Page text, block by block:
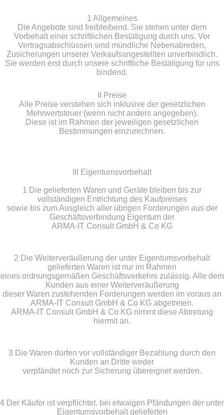
1 Allgemeines
Die Angebote sind freibleibend. Sie stehen unter dem
Vorbehalt einer schriftlichen Bestätigung durch uns. Vor
Vertragsabschlüssen sind mündliche Nebenabreden,
Zusicherungen unserer Verkaufsangestellten unverbindlich.
Sie werden erst durch unsere schriftliche Bestätigung für uns
bindend.
II Preise
Alle Preise verstehen sich inklusive der gesetzlichen
Mehrwertsteuer (wenn nicht anders angegeben).
Diese ist im Rahmen der jeweiligen gesetzlichen
Bestimmungen einzurechnen.
III Eigentumsvorbehalt
1 Die gelieferten Waren und Geräte bleiben bis zur
vollständigen Entrichtung des Kaufpreises
sowie bis zum Ausgleich aller übrigen Forderungen aus der
Geschäftsverbindung Eigentum der
ARMA-IT Consult GmbH & Co KG
2 Die Weiterveräußerung der unter Eigentumsvorbehalt
gelieferten Waren ist nur im Rahmen
eines ordnungsgemäßen Geschäftsverkehrs zulässig. Alle dem
Kunden aus einer Weiterveräußerung
dieser Waren zustehenden Forderungen werden im voraus an
ARMA-IT Consult GmbH & Co KG abgetreten.
ARMA-IT Consult GmbH & Co KG nimmt diese Abtretung
hiermit an.
3 Die Waren dürfen vor vollständiger Bezahlung durch den
Kunden an Dritte weder
verpfändet noch zur Sicherung übereignet werden.
4 Der Käufer ist verpflichtet, bei etwaigen Pfändungen der unter
Eigentumsvorbehalt gelieferten